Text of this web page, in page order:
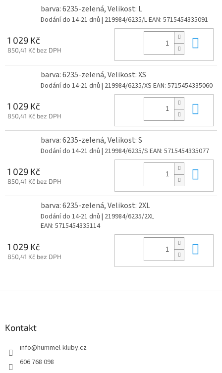
barva: 6235-zelená, Velikost: L
Dodání do 14-21 dnů | 219984/6235/LEAN: 5715454335091
1 029 Kč
850,41 Kč bez DPH
barva: 6235-zelená, Velikost: XS
Dodání do 14-21 dnů | 219984/6235/XS EAN: 5715454335060
1 029 Kč
850,41 Kč bez DPH
barva: 6235-zelená, Velikost: S
Dodání do 14-21 dnů | 219984/6235/S EAN: 5715454335077
1 029 Kč
850,41 Kč bez DPH
barva: 6235-zelená, Velikost: 2XL
Dodání do 14-21 dnů | 219984/6235/2XL
EAN: 5715454335114
1 029 Kč
850,41 Kč bez DPH
Kontakt
info@hummel-kluby.cz
606 768 098